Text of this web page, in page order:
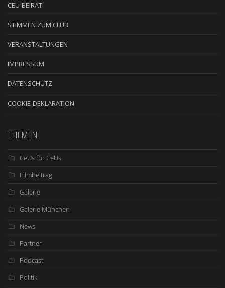
CEU-BEIRAT
STIMMEN ZUM CLUB
VERANSTALTUNGEN
IMPRESSUM
DATENSCHUTZ
COOKIE-DEKLARATION
THEMEN
CeUs für CeUs
Filmbeitrag
Galerie
Galerie München
News
Partner
Podcast
Politik